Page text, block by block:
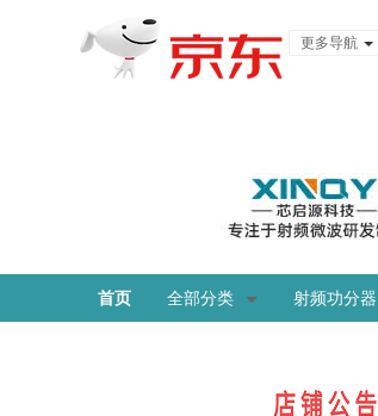
更多导航
首页 全部分类 射频功分器